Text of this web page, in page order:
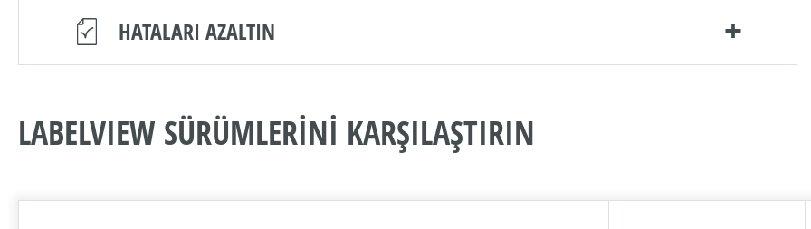
HATALARI AZALTIN
LABELVIEW SÜRÜMLERİNİ KARŞILAŞTIRIN